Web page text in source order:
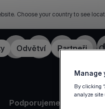
Choose your country to see
Odvětví Partneři
Facebook
X LinkedIn
Podporujeme řadu
Manage
By clicking
analyze